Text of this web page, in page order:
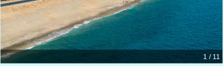
1 / 11